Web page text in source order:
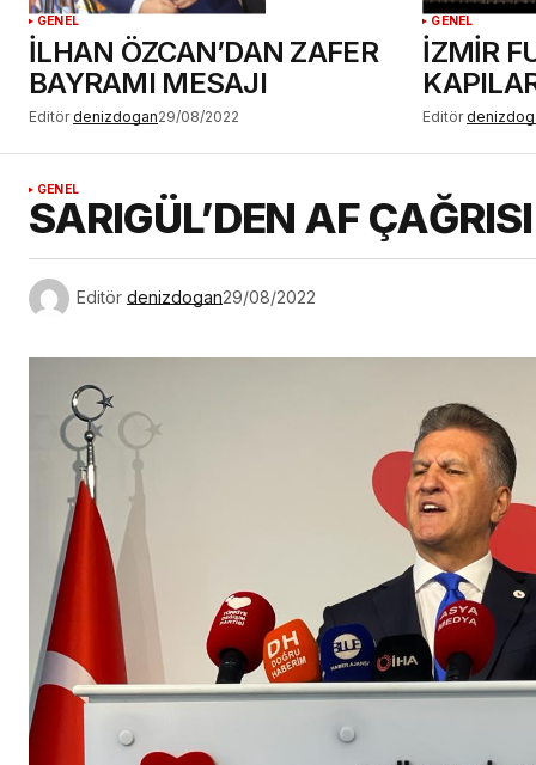
GENEL
İLHAN ÖZCAN’DAN ZAFER
BAYRAMI MESAJI
Editör denizdogan29/08/2022
GENEL
İZMİR
Editör
GENEL
SARIGÜL’DEN AF ÇAĞRISI
Editör denizdogan29/08/2022